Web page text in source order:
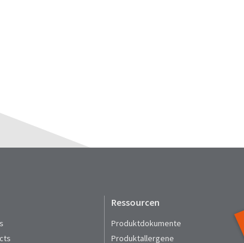
Ressourcen
Produktdokumente
Produktallergene